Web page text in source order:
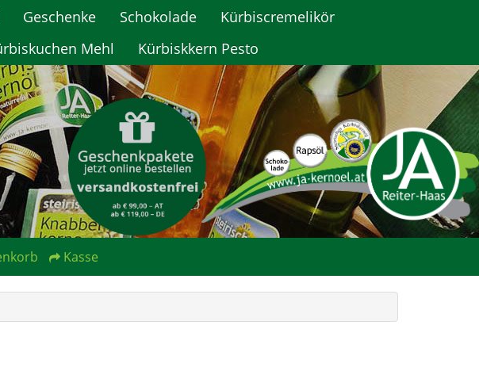
Geschenke Schokolade
Kürbiscremelikör
Mehl Kürbiskkern Pesto
Kasse